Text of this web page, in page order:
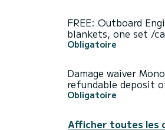
FREE: Outboard
blankets, one set /
Obligatoire
Damage waiver
refundable deposit
Obligatoire
Afficher toutes les